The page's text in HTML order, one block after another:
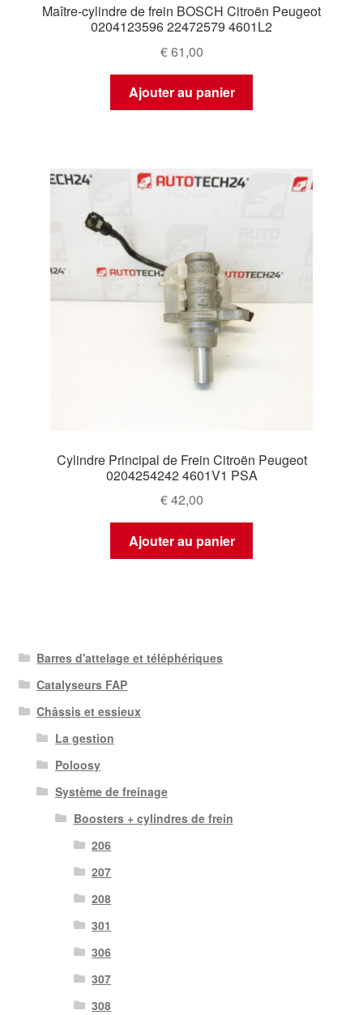
Maître-cylindre de frein BOSCH Citroën Peugeot
0204123596 22472579 4601L2
€61,00
Ajouter au panier
Cylindre Principal de Frein Citroën Peugeot
0204254242 4601V1 PSA
€42,00
Ajouter au panier
Barres d'attelage et téléphériques
Catalyseurs FAP
Châssis et essieux
La gestion
Poloosy
Système de freinage
Boosters + cylindres de frein
206
207
208
301
306
307
308